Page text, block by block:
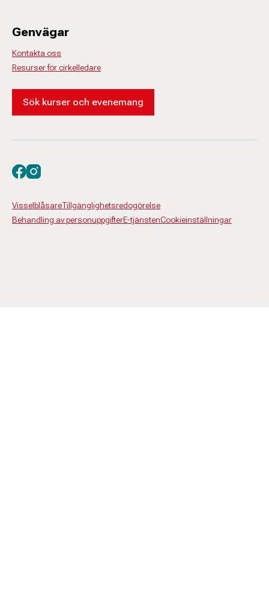
Genvägar
Kontakta oss
Resurser för cirkelledare
Sök kurser och evenemang
VisselblåsareTillgänglighetsredogörelse
Behandling av personuppgifterE-tjänstenCookieinställningar
Besök oss på facebook
Besök oss på instagram